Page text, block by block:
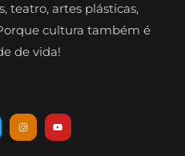
teatro, artes plásticas,
cultura também é
de vida!